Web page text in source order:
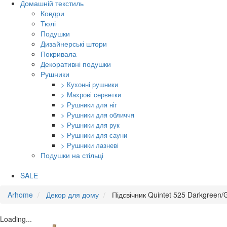
Домашній текстиль
Ковдри
Тюлі
Подушки
Дизайнерські штори
Покривала
Декоративні подушки
Рушники
> Кухонні рушники
> Махрові серветки
> Рушники для ніг
> Рушники для обличчя
> Рушники для рук
> Рушники для сауни
> Рушники лазневі
Подушки на стільці
SALE
Arhome
Декор для дому Підсвічник Quintet 525 Darkgreen/
Loading...